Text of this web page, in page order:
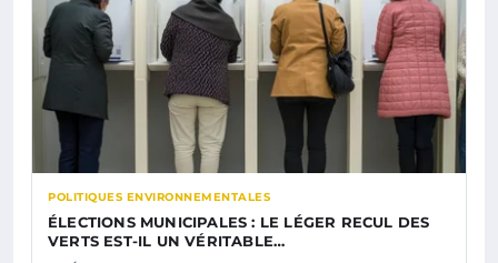
POLITIQUES ENVIRONNEMENTALES
ÉLECTIONS MUNICIPALES : LE LÉGER RECUL DES
VERTS EST-IL UN VÉRITABLE…